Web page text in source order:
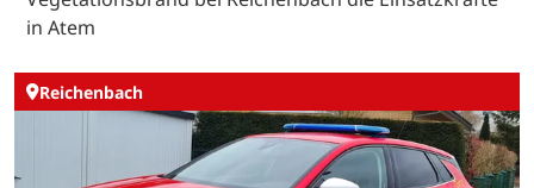
in Atem
Reichenbach